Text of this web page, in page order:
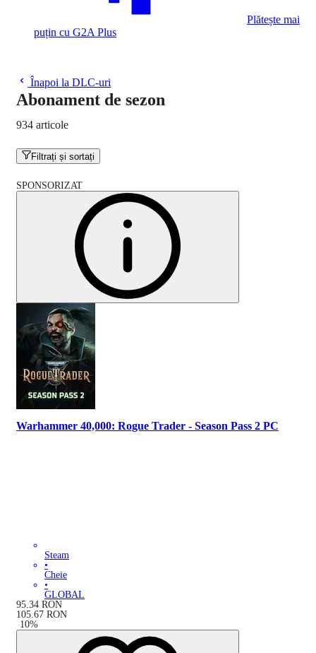
Plătește mai
puțin cu G2A Plus
Înapoi la DLC-uri
Abonament de sezon
934 articole
Filtrați și sortați
SPONSORIZAT
Warhammer 40,000: Rogue Trader - Season Pass 2 PC
Steam
•
Cheie
•
GLOBAL
95.34 RON
105.67 RON
-10%